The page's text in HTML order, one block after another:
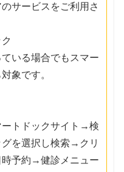
サービスをご利用さ
いる場合でもスマー
象です。
トドックサイト→検
を選択し検索→クリ
予約→健診メニュー